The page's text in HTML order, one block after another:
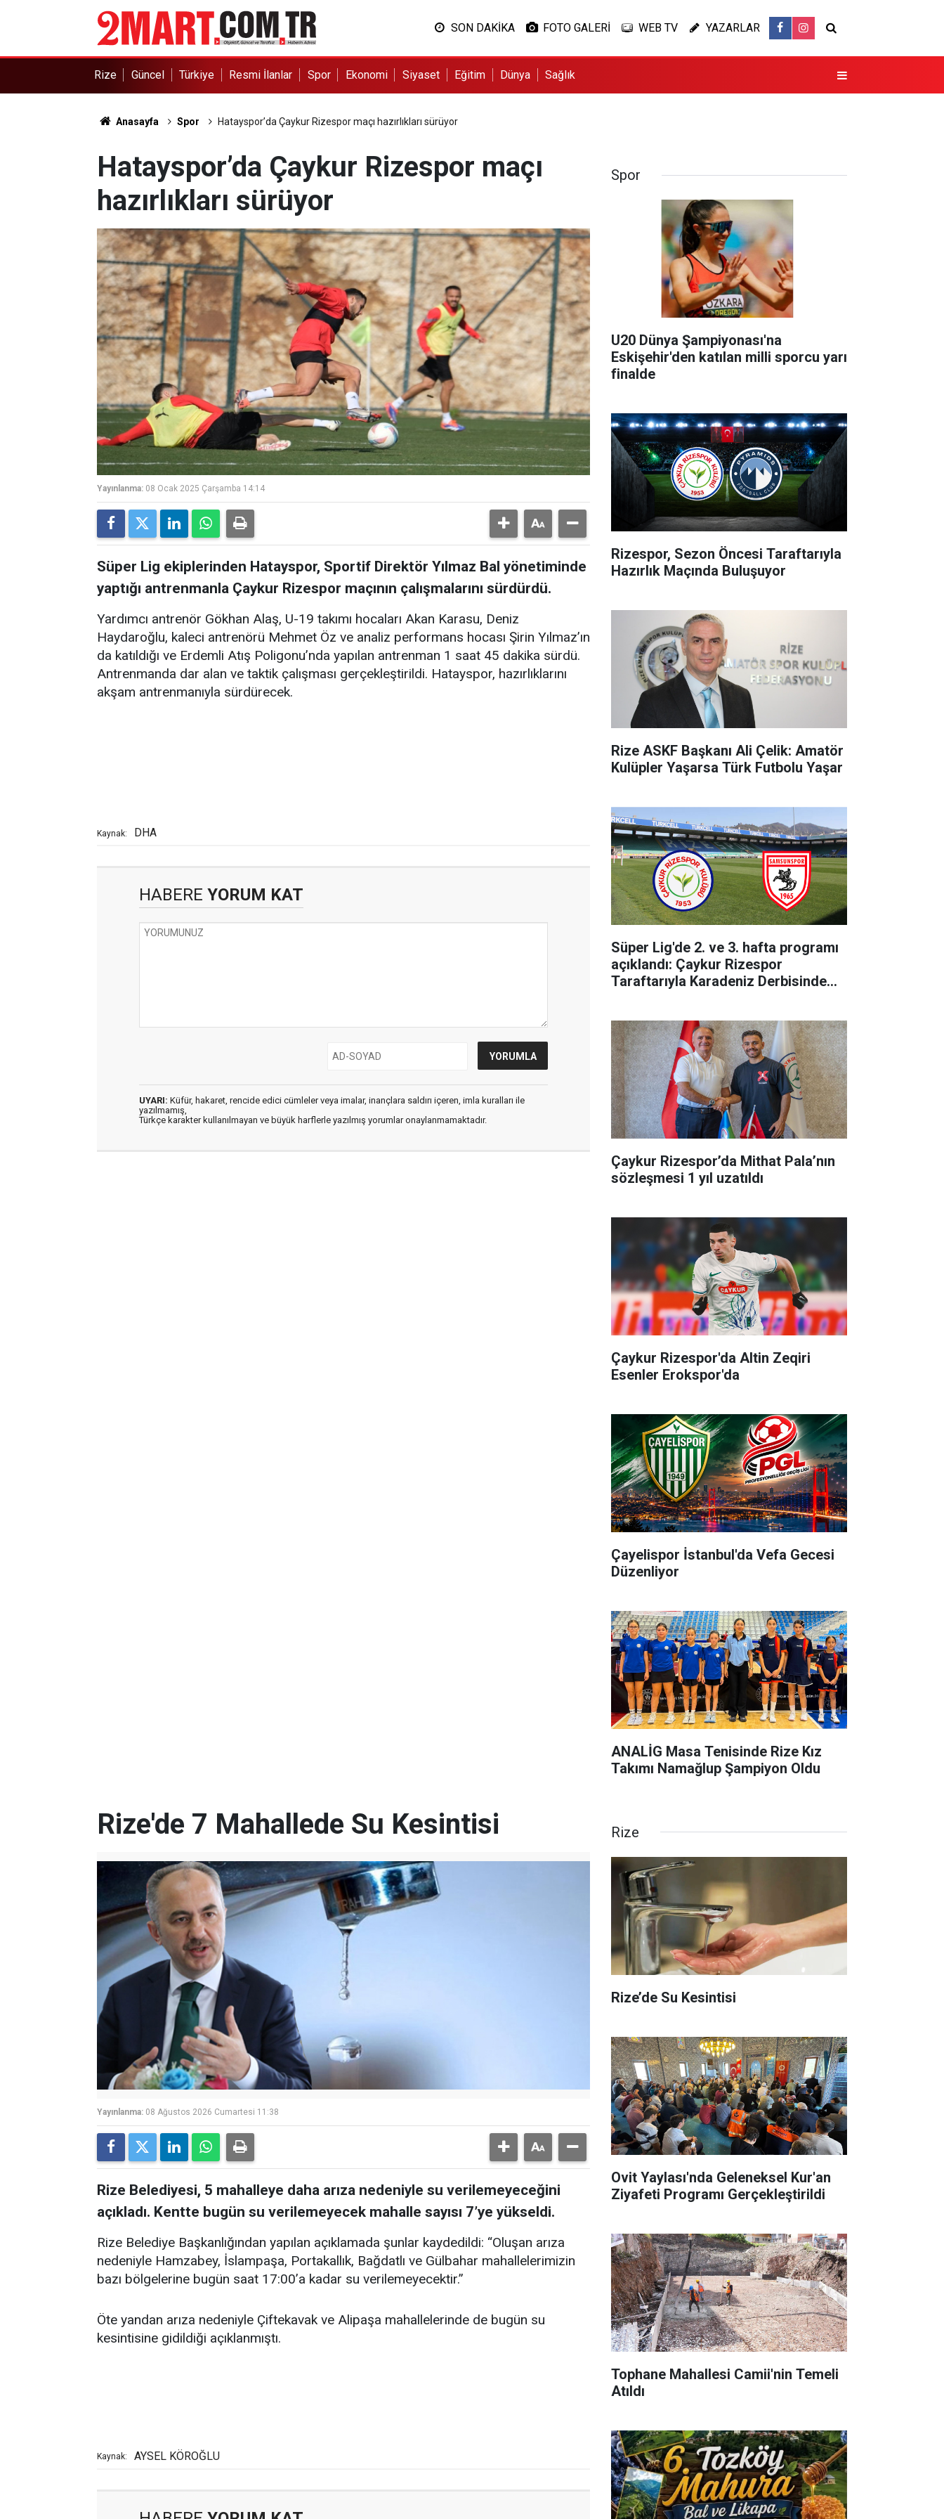
SON DAKİKA FOTO GALERİ WEB TV YAZARLAR
Rize Güncel Türkiye Resmi İlanlar Spor Ekonomi Siyaset Eğitim Dünya Sağlık
Anasayfa Spor Hatayspor’da Çaykur Rizespor maçı hazırlıkları sürüyor
Hatayspor’da Çaykur Rizespor maçı
hazırlıkları sürüyor
Yayınlanma: 08 Ocak 2025 Çarşamba 14:14
Süper Lig ekiplerinden Hatayspor, Sportif Direktör Yılmaz Bal yönetiminde
yaptığı antrenmanla Çaykur Rizespor maçının çalışmalarını sürdürdü.
Yardımcı antrenör Gökhan Alaş, U-19 takımı hocaları Akan Karasu, Deniz
Haydaroğlu, kaleci antrenörü Mehmet Öz ve analiz performans hocası Şirin Yılmaz’ın
da katıldığı ve Erdemli Atış Poligonu’nda yapılan antrenman 1 saat 45 dakika sürdü.
Antrenmanda dar alan ve taktik çalışması gerçekleştirildi. Hatayspor, hazırlıklarını
akşam antrenmanıyla sürdürecek.
Kaynak: DHA
HABERE YORUM KAT
UYARI: Küfür, hakaret, rencide edici cümleler veya imalar, inançlara saldırı içeren, imla kuralları ile
yazılmamış,
Türkçe karakter kullanılmayan ve büyük harflerle yazılmış yorumlar onaylanmamaktadır.
Spor
U20 Dünya Şampiyonası'na
Eskişehir'den katılan milli sporcu yarı
finalde
Rizespor, Sezon Öncesi Taraftarıyla
Hazırlık Maçında Buluşuyor
Rize ASKF Başkanı Ali Çelik: Amatör
Kulüpler Yaşarsa Türk Futbolu Yaşar
Süper Lig'de 2. ve 3. hafta programı
açıklandı: Çaykur Rizespor
Taraftarıyla Karadeniz Derbisinde
Çaykur Rizespor’da Mithat Pala’nın
sözleşmesi 1 yıl uzatıldı
Çaykur Rizespor'da Altin Zeqiri
Esenler Erokspor'da
Çayelispor İstanbul'da Vefa Gecesi
Düzenliyor
ANALİG Masa Tenisinde Rize Kız
Takımı Namağlup Şampiyon Oldu
Rize'de 7 Mahallede Su Kesintisi
Yayınlanma: 08 Ağustos 2026 Cumartesi 11:38
Rize Belediyesi, 5 mahalleye daha arıza nedeniyle su verilemeyeceğini
açıkladı. Kentte bugün su verilemeyecek mahalle sayısı 7’ye yükseldi.
Rize Belediye Başkanlığından yapılan açıklamada şunlar kaydedildi: “Oluşan arıza
nedeniyle Hamzabey, İslampaşa, Portakallık, Bağdatlı ve Gülbahar mahallelerimizin
bazı bölgelerine bugün saat 17:00’a kadar su verilemeyecektir.”
Öte yandan arıza nedeniyle Çiftekavak ve Alipaşa mahallelerinde de bugün su
kesintisine gidildiği açıklanmıştı.
Kaynak: AYSEL KÖROĞLU
Rize
Rize’de Su Kesintisi
Ovit Yaylası'nda Geleneksel Kur'an
Ziyafeti Programı Gerçekleştirildi
Tophane Mahallesi Camii'nin Temeli
Atıldı